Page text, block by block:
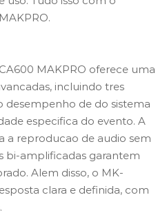
MAKPRO oferece uma
incluindo tres
desempenho de do sistema
especifica do evento. A
a reproducao de audio sem
bi-amplificadas garantem
Alem disso, o MK-
clara e definida, com